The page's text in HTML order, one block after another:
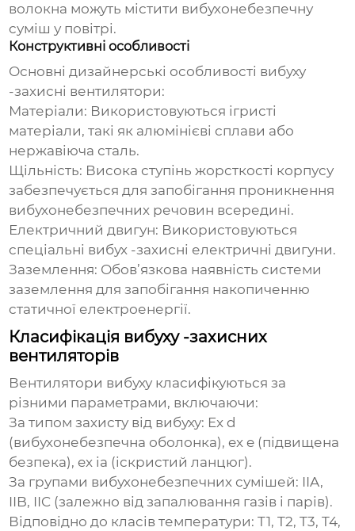
волокна можуть містити вибухонебезпечну
суміш у повітрі.
Конструктивні особливості
Основні дизайнерські особливості вибуху
-захисні вентилятори:
Матеріали: Використовуються ігристі
матеріали, такі як алюмінієві сплави або
нержавіюча сталь.
Щільність: Висока ступінь жорсткості корпусу
забезпечується для запобігання проникнення
вибухонебезпечних речовин всередині.
Електричний двигун: Використовуються
спеціальні вибух -захисні електричні двигуни.
Заземлення: Обов’язкова наявність системи
заземлення для запобігання накопиченню
статичної електроенергії.
Класифікація вибуху -захисних
вентиляторів
Вентилятори вибуху класифікуються за
різними параметрами, включаючи:
За типом захисту від вибуху: Ex d
(вибухонебезпечна оболонка), ex e (підвищена
безпека), ex ia (іскристий ланцюг).
За групами вибухонебезпечних сумішей: IIA,
IIB, IIC (залежно від запалювання газів і парів).
Відповідно до класів температури: T1, T2, T3, T4,